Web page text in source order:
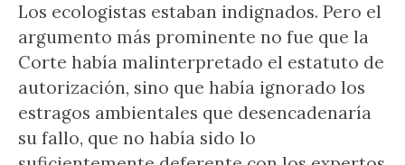
Los ecologistas estaban indignados. Pero el
argumento más prominente no fue que la
Corte había malinterpretado el estatuto de
autorización, sino que había ignorado los
estragos ambientales que desencadenaría
su fallo, que no había sido lo